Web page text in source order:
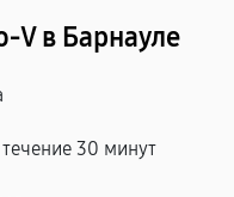
V в Барнауле
течение 30 минут